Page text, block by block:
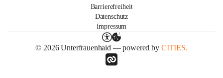
Barrierefreiheit
Datenschutz
Impressum
© 2026 Unterfrauenhaid — powered by CITIES.